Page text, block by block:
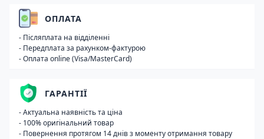
ОПЛАТА
- Післяплата на відділенні
- Передплата за рахунком-фактурою
- Оплата online (Visa/MasterCard)
ГАРАНТІЇ
- Актуальна наявність та ціна
- 100% оригінальний товар
- Повернення протягом 14 днів з моменту отримання товару